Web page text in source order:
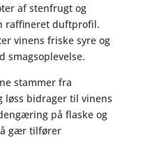
af stenfrugt og
raffineret duftprofil.
vinens friske syre og
smagsoplevelse.
stammer fra
løss bidrager til vinens
på flaske og
gær tilfører